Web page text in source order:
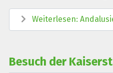
Weiterlesen:
Besuch der